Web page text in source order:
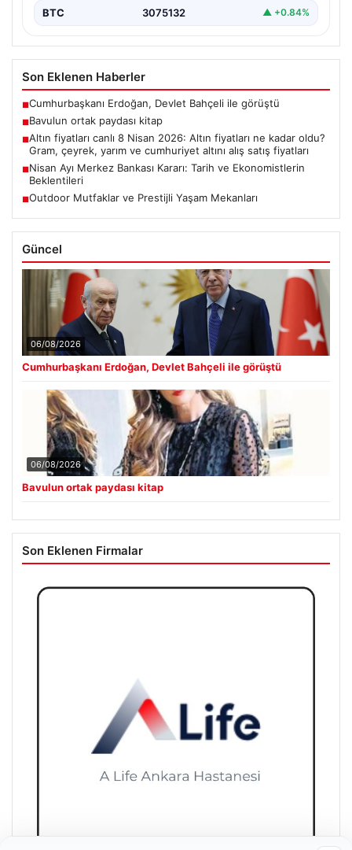
BTC 3075132 ▲ +0.84%
Son Eklenen Haberler
■Cumhurbaşkanı Erdoğan, Devlet Bahçeli ile görüştü
■Bavulun ortak paydası kitap
■Altın fiyatları canlı 8 Nisan 2026: Altın fiyatları ne kadar oldu?
Gram, çeyrek, yarım ve cumhuriyet altını alış satış fiyatları
■Nisan Ayı Merkez Bankası Kararı: Tarih ve Ekonomistlerin
Beklentileri
■Outdoor Mutfaklar ve Prestijli Yaşam Mekanları
Güncel
06/08/2026
Cumhurbaşkanı Erdoğan, Devlet Bahçeli ile görüştü
06/08/2026
Bavulun ortak paydası kitap
Son Eklenen Firmalar